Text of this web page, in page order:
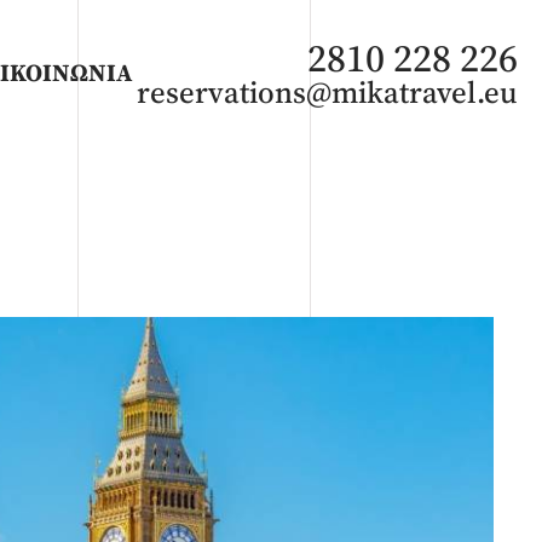
Άνοιξη 2027
2810 228 226
reservations@mikatravel.eu